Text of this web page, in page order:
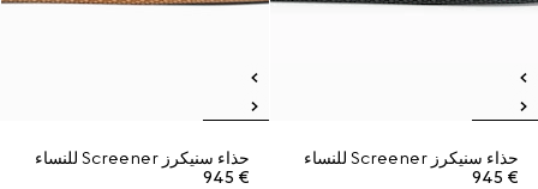
حذاء سنيكرز Screener للنساء
€ 945
حذاء سنيكرز Screener للنساء
€ 945